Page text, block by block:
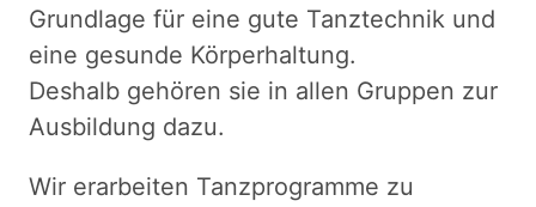
Grundlage für eine gute Tanztechnik und
eine gesunde Körperhaltung.
Deshalb gehören sie in allen Gruppen zur
Ausbildung dazu.
Wir erarbeiten Tanzprogramme zu